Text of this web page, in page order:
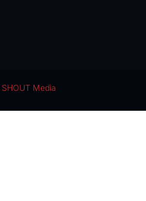
SHOUT Media